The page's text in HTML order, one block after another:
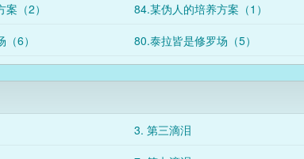
（2） 84.某伪人的培养方案（1）
6） 80.泰拉皆是修罗场（5）
3. 第三滴泪